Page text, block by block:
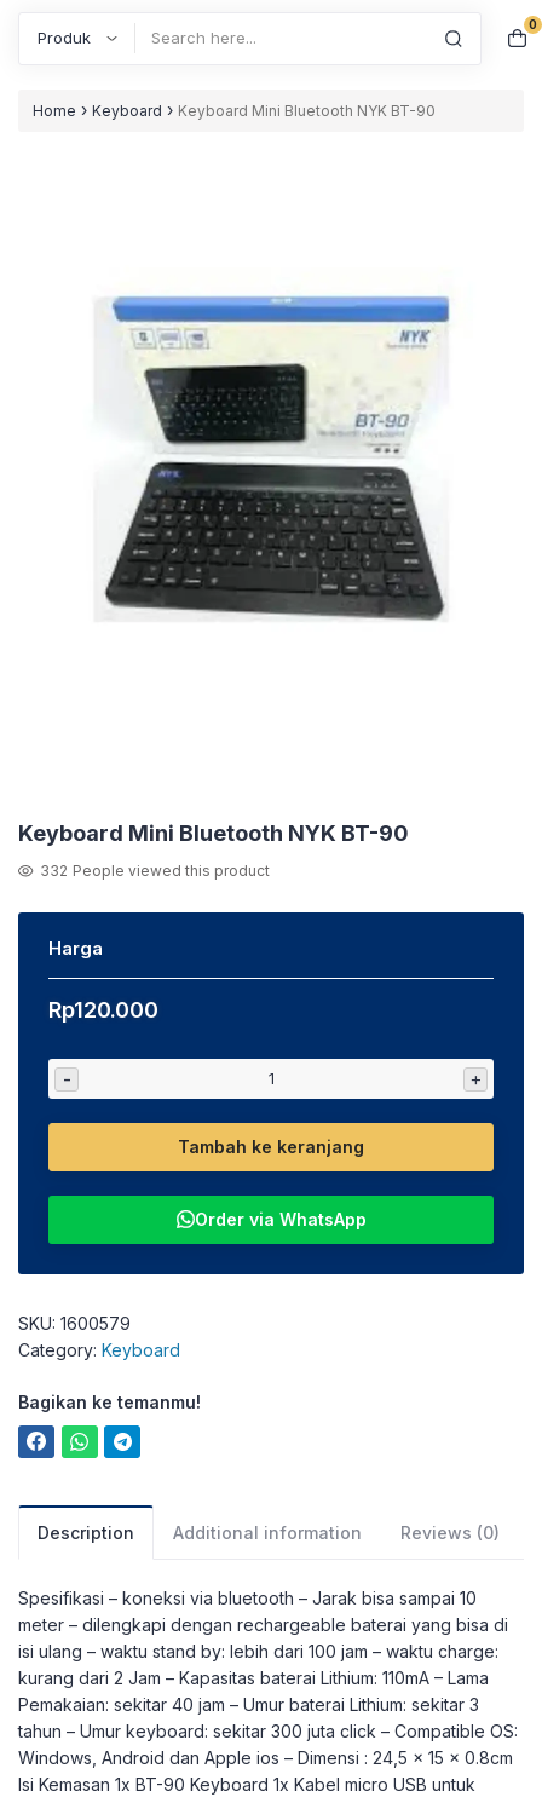
0
Home › Keyboard › Keyboard Mini Bluetooth NYK BT-90
Keyboard Mini Bluetooth NYK BT-90
332 People viewed this product
Harga
Rp120.000
- +
Tambah ke keranjang
Order via WhatsApp
SKU: 1600579
Category: Keyboard
Bagikan ke temanmu!
Description Additional information Reviews (0)
Spesifikasi – koneksi via bluetooth – Jarak bisa sampai 10
meter – dilengkapi dengan rechargeable baterai yang bisa di
isi ulang – waktu stand by: lebih dari 100 jam – waktu charge:
kurang dari 2 Jam – Kapasitas baterai Lithium: 110mA – Lama
Pemakaian: sekitar 40 jam – Umur baterai Lithium: sekitar 3
tahun – Umur keyboard: sekitar 300 juta click – Compatible OS:
Windows, Android dan Apple ios – Dimensi : 24,5 x 15 x 0.8cm
Isi Kemasan 1x BT-90 Keyboard 1x Kabel micro USB untuk